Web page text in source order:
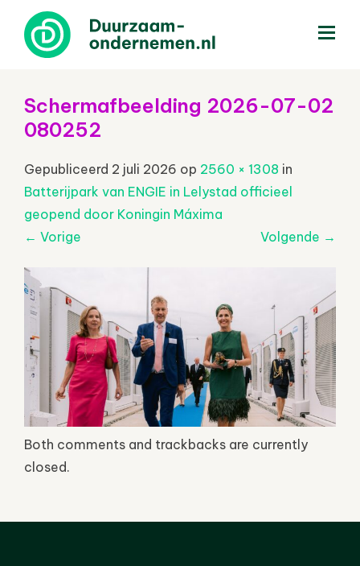
Schermafbeelding 2026-07-02
080252
Gepubliceerd 2 juli 2026 op 2560 × 1308 in
Batterijpark van ENGIE in Lelystad officieel
geopend door Koningin Máxima
← Vorige Volgende →
Both comments and trackbacks are currently
closed.